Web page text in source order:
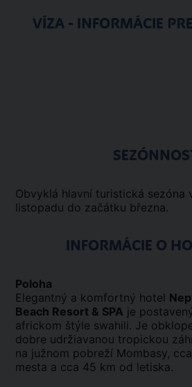
VÍZA - INFORMÁCIE
Obvyklá hlavní turistická sezóna
listopadu do začátku března.
INFORMÁCIE O
Poloha
Elegantný a komfortný hotel
Beach Resort & SPA je
africkom štýle swahili. Je
dobre udržiavanou tropickou
na južnom pobreží Mombasy,
mesta a cca 45 km od letiska.